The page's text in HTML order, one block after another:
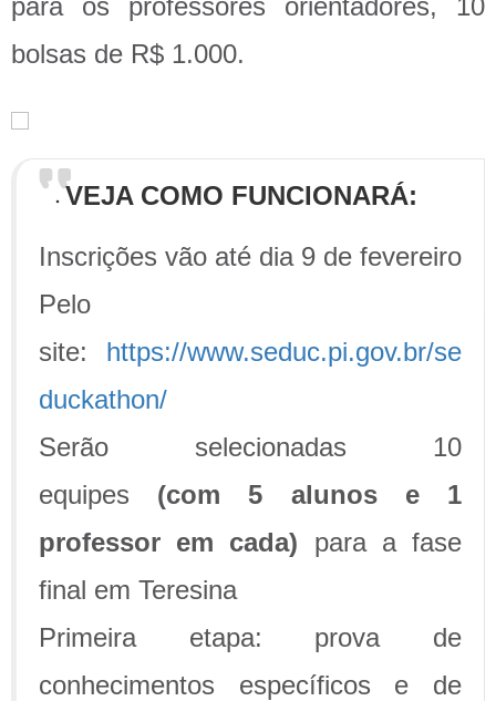
para os professores orientadores, 10
bolsas de R$ 1.000.
VEJA COMO FUNCIONARÁ:
Inscrições vão até dia 9 de fevereiro
Pelo
site: https://www.seduc.pi.gov.br/se
duckathon/
Serão selecionadas 10
equipes (com 5 alunos e 1
professor em cada) para a fase
final em Teresina
Primeira etapa: prova de
conhecimentos específicos e de